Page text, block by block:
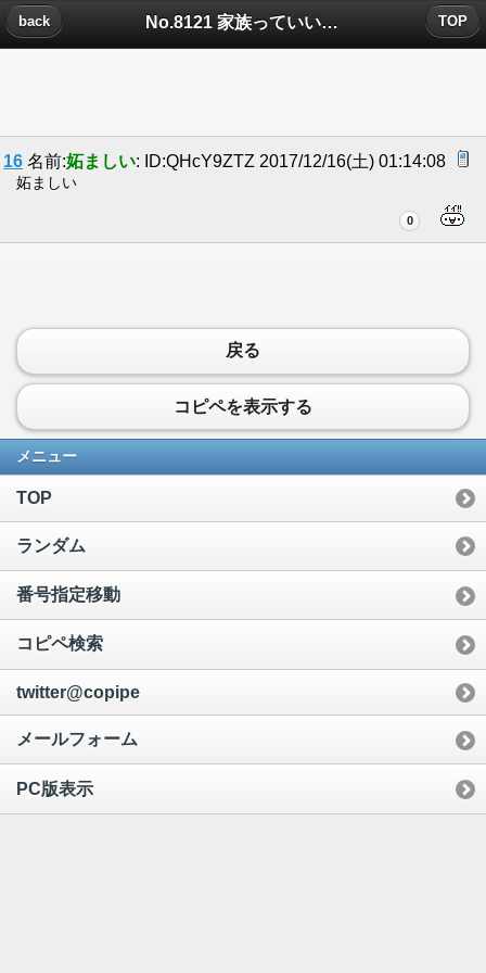
No.8121 家族っていいなについたコメント
back TOP
16 名前:妬ましい: ID:QHcY9ZTZ 2017/12/16(土) 01:14:08
妬ましい
0
戻る
コピペを表示する
メニュー
TOP
ランダム
番号指定移動
コピペ検索
twitter@copipe
メールフォーム
PC版表示